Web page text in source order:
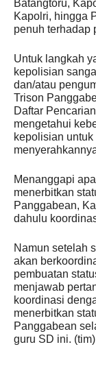
Batangtoru,
Kapolri, hingga
penuh terhadap
Untuk langkah
kepolisian
dan/atau
Trison
Daftar
mengetahui
kepolisian
Menanggapi
menerbitkan
Panggabean,
dahulu
Namun setelah
akan
pembuatan
menjawab
koordinasi
menerbitkan
Panggabean
guru SD ini. (tim)